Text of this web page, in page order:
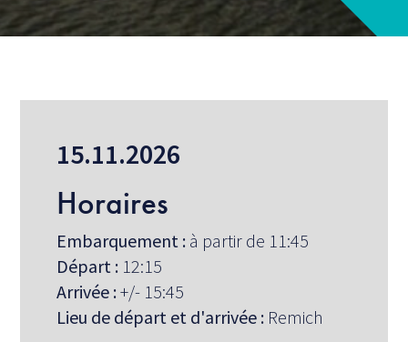
15.11.2026
Horaires
Embarquement : à partir de 11:45
Départ : 12:15
Arrivée :+/- 15:45
Lieu de départ et d'arrivée : Remich